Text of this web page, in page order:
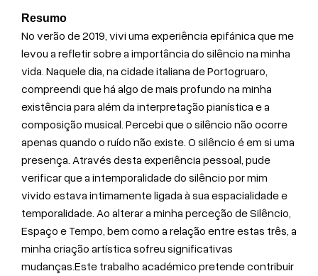
Resumo
No verão de 2019, vivi uma experiência epifánica que me
levou a refletir sobre a importância do silêncio na minha
vida. Naquele dia, na cidade italiana de Portogruaro,
compreendi que há algo de mais profundo na minha
existência para além da interpretação pianística e a
composição musical. Percebi que o silêncio não ocorre
apenas quando o ruído não existe. O silêncio é em si uma
presença. Através desta experiência pessoal, pude
verificar que a intemporalidade do silêncio por mim
vivido estava intimamente ligada à sua espacialidade e
temporalidade. Ao alterar a minha perceção de Silêncio,
Espaço e Tempo, bem como a relação entre estas três, a
minha criação artística sofreu significativas
mudanças.Este trabalho académico pretende contribuir